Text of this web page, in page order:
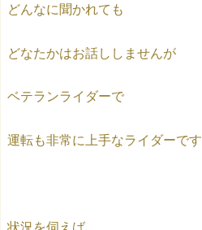
どんなに聞かれても
どなたかはお話ししませんが
ベテランライダーで
運転も非常に上手なライダーです